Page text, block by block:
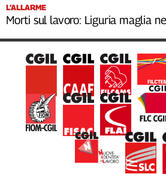
L’ALLARME
Morti sul lavoro: Liguria maglia